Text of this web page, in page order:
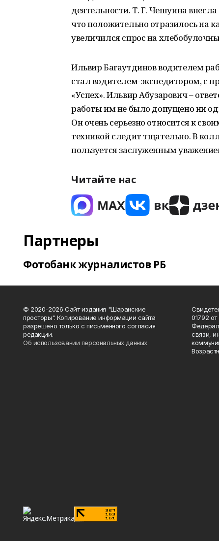
деятельности. Т. Г. Чешуина
что положительно отразилось на
увеличился спрос на
Ильвир Багаутдинов водителем
стал водителем-экспедитором, с
«Успех». Ильвир Абузарович –
работы им не было допущено ни
Он очень серьезно относится к
техникой следит тщательно. В
пользуется заслуженным
Читайте нас
Партнеры
Фотобанк журналистов РБ
© 2020-2026 Сайт издания "Шаранские
просторы". Копирование информации сайта
разрешено только с письменного согласия
редакции.
Об использовании персональных данных
01792
связи,